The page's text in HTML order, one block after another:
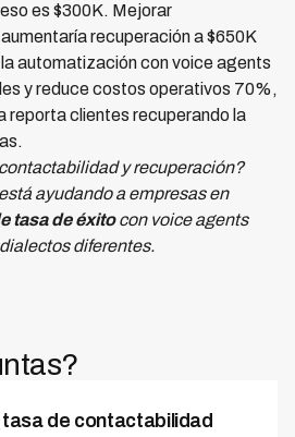
es $300K. Mejorar
recuperación a $650K
automatización con voice agents
y reduce costos operativos 70%,
reporta clientes recuperando la
y recuperación?
está ayudando a empresas en
tasa de éxitocon voice agents
diferentes.
tasa de contactabilidad